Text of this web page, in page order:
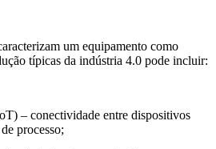
um equipamento como
típicas da indústria 4.0 pode incluir:
– conectividade entre dispositivos
processo;